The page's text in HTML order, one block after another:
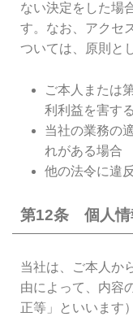
ない決定をした場
す。なお、アクセ
ついては、原則と
ご本人または
利利益を害す
当社の業務の
れがある場合
他の法令に違
第12条 個人情
当社は、ご本人か
由によって、内容
正等」といいます